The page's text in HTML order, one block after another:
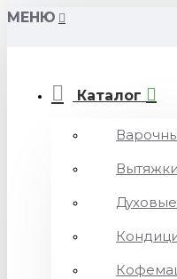
МЕНЮ
Каталог
Вытяжки